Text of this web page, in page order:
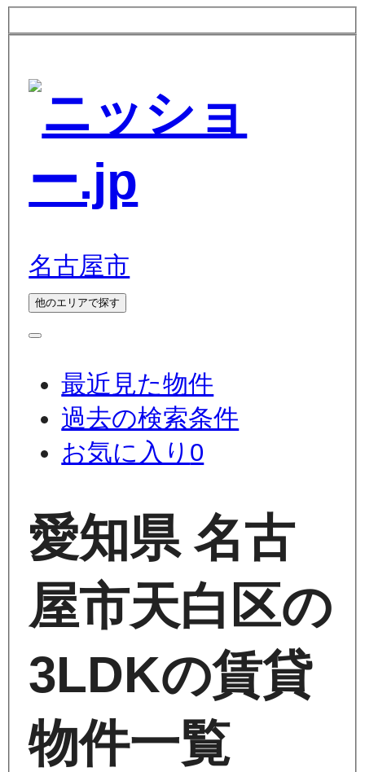
名古屋市
他のエリアで探す
最近見た物件
過去の検索条件
お気に入り 0
愛知県 名古
屋市天白区の
3LDKの賃貸
物件一覧